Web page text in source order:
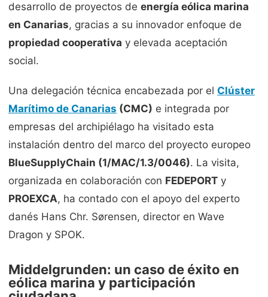
desarrollo de proyectos de energía eólica marina
en Canarias, gracias a su innovador enfoque de
propiedad cooperativa y elevada aceptación
social.
Una delegación técnica encabezada por el Clúster
Marítimo de Canarias (CMC) e integrada por
empresas del archipiélago ha visitado esta
instalación dentro del marco del proyecto europeo
BlueSupplyChain (1/MAC/1.3/0046). La visita,
organizada en colaboración con FEDEPORT y
PROEXCA, ha contado con el apoyo del experto
danés Hans Chr. Sørensen, director en Wave
Dragon y SPOK.
Middelgrunden: un caso de éxito en
eólica marina y participación